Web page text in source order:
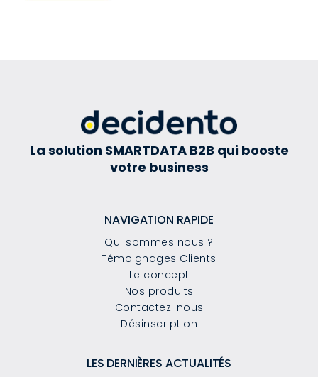
La solution SMARTDATA B2B qui booste
votre business
NAVIGATION RAPIDE
Qui sommes nous ?
Témoignages Clients
Le concept
Nos produits
Contactez-nous
Désinscription
LES DERNIÈRES ACTUALITÉS